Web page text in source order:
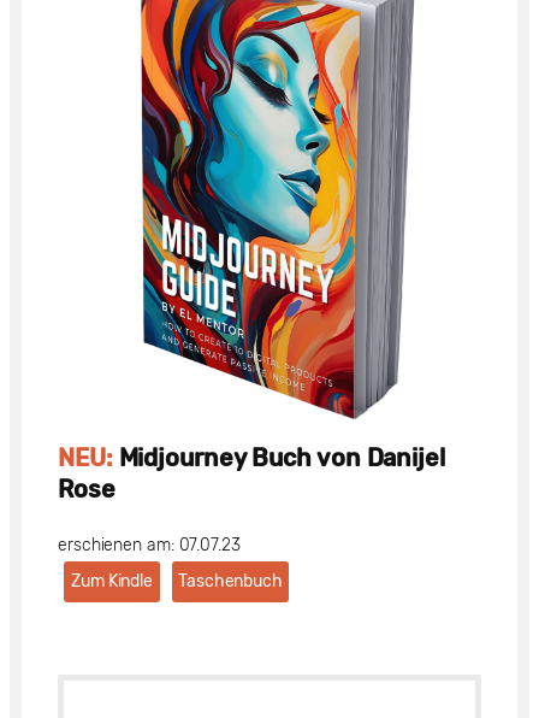
NEU: Midjourney Buch von Danijel
Rose
erschienen am: 07.07.23
Zum Kindle
Taschenbuch